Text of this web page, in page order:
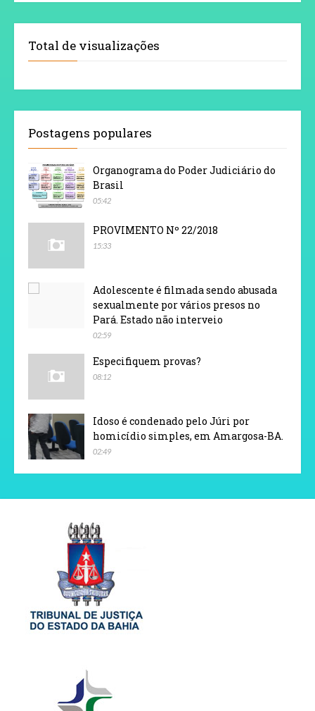
Total de visualizações
Postagens populares
Organograma do Poder Judiciário do
Brasil
05:42
PROVIMENTO Nº 22/2018
15:33
Adolescente é filmada sendo abusada
sexualmente por vários presos no
Pará. Estado não interveio
02:59
Especifiquem provas?
08:12
Idoso é condenado pelo Júri por
homicídio simples, em Amargosa-BA.
02:49